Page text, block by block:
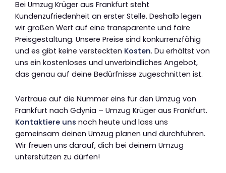
Bei Umzug Krüger aus Frankfurt steht
Kundenzufriedenheit an erster Stelle. Deshalb legen
wir großen Wert auf eine transparente und faire
Preisgestaltung. Unsere Preise sind konkurrenzfähig
und es gibt keine versteckten Kosten. Du erhältst von
uns ein kostenloses und unverbindliches Angebot,
das genau auf deine Bedürfnisse zugeschnitten ist.
Vertraue auf die Nummer eins für den Umzug von
Frankfurt nach Gdynia – Umzug Krüger aus Frankfurt.
Kontaktiere uns noch heute und lass uns
gemeinsam deinen Umzug planen und durchführen.
Wir freuen uns darauf, dich bei deinem Umzug
unterstützen zu dürfen!